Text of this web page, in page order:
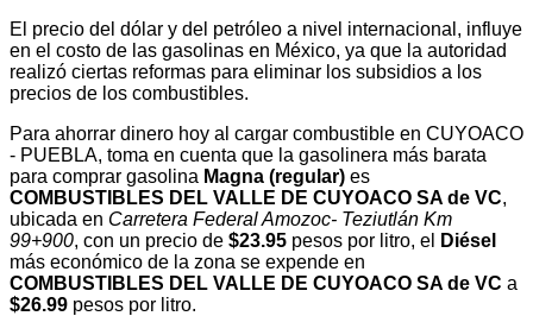
El precio del dólar y del petróleo a nivel internacional, influye
en el costo de las gasolinas en México, ya que la autoridad
realizó ciertas reformas para eliminar los subsidios a los
precios de los combustibles.
Para ahorrar dinero hoy al cargar combustible en CUYOACO
- PUEBLA, toma en cuenta que la gasolinera más barata
para comprar gasolina Magna (regular) es
COMBUSTIBLES DEL VALLE DE CUYOACO SA de VC,
ubicada en Carretera Federal Amozoc- Teziutlán Km
99+900, con un precio de $23.95 pesos por litro, el
Diésel
más económico de la zona se expende en
COMBUSTIBLES DEL VALLE DE CUYOACO SA de VC a
$26.99 pesos por litro.